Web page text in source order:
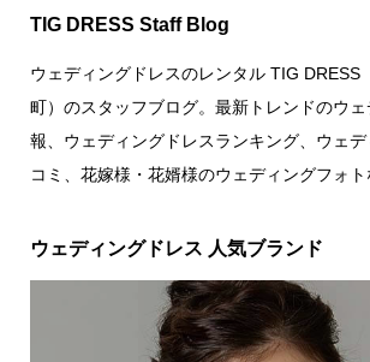
TIG DRESS Staff Blog
ウェディングドレスのレンタル TIG DRESS
町）のスタッフブログ。最新トレンドのウ
報、ウェディングドレスランキング、ウェ
コミ、花嫁様・花婿様のウェディングフォト
ウェディングドレス 人気ブランド